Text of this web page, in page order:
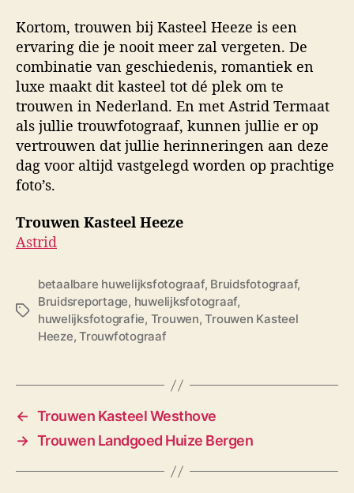
Kortom, trouwen bij Kasteel Heeze is een
ervaring die je nooit meer zal vergeten. De
combinatie van geschiedenis, romantiek en
luxe maakt dit kasteel tot dé plek om te
trouwen in Nederland. En met Astrid Termaat
als jullie trouwfotograaf, kunnen jullie er op
vertrouwen dat jullie herinneringen aan deze
dag voor altijd vastgelegd worden op prachtige
foto’s.
Trouwen Kasteel Heeze
Astrid
T
betaalbare huwelijksfotograaf, Bruidsfotograaf,
Bruidsreportage, huwelijksfotograaf,
huwelijksfotografie, Trouwen,Trouwen Kasteel
Heeze,Trouwfotograaf
← Trouwen Kasteel Westhove
→ Trouwen Landgoed Huize Bergen